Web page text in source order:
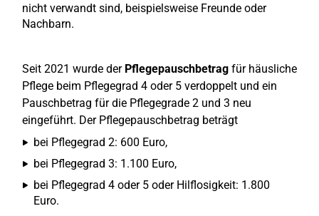
nicht verwandt sind, beispielsweise Freunde oder
Nachbarn.
Seit 2021 wurde der Pflegepauschbetrag für häusliche
Pflege beim Pflegegrad 4 oder 5 verdoppelt und ein
Pauschbetrag für die Pflegegrade 2 und 3 neu
eingeführt. Der Pflegepauschbetrag beträgt
bei Pflegegrad 2: 600 Euro,
bei Pflegegrad 3: 1.100 Euro,
bei Pflegegrad 4 oder 5 oder Hilflosigkeit: 1.800
Euro.